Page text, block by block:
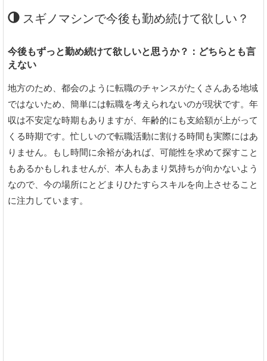
スギノマシンで今後も勤め続けて欲しい？
今後もずっと勤め続けて欲しいと思うか？：どちらとも言
えない
地方のため、都会のように転職のチャンスがたくさんある地域
ではないため、簡単には転職を考えられないのが現状です。年
収は不安定な時期もありますが、年齢的にも支給額が上がって
くる時期です。忙しいので転職活動に割ける時間も実際にはあ
りません。もし時間に余裕があれば、可能性を求めて探すこと
もあるかもしれませんが、本人もあまり気持ちが向かないよう
なので、今の場所にとどまりひたすらスキルを向上させること
に注力しています。